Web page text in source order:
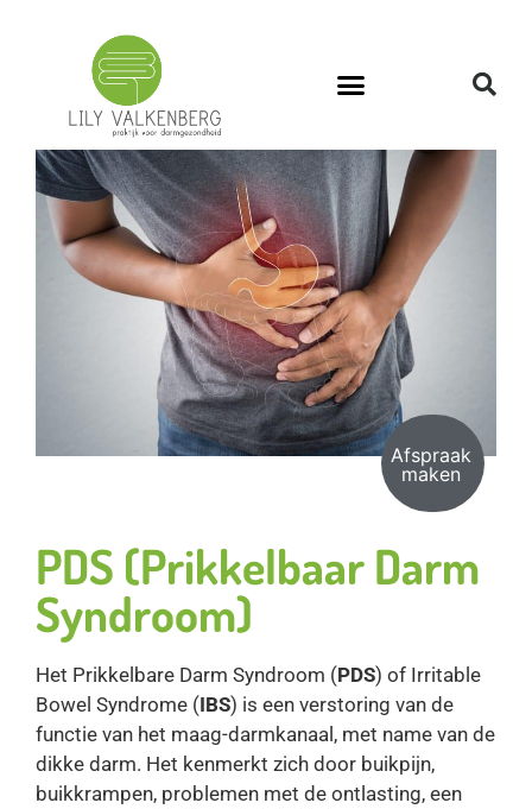
Afspraak
maken
PDS (Prikkelbaar Darm
Syndroom)
Het Prikkelbare Darm Syndroom (PDS) of Irritable
Bowel Syndrome (IBS) is een verstoring van de
functie van het maag-darmkanaal, met name van de
dikke darm. Het kenmerkt zich door buikpijn,
buikkrampen, problemen met de ontlasting, een